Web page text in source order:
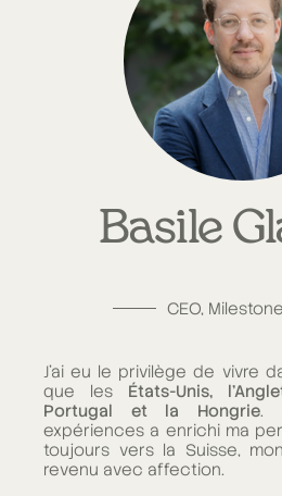
Basile
CEO,
J'ai eu le privilège de vivre
que les États-Unis,
Portugal et la Hongrie.
expériences a enrichi ma
toujours vers la Suisse,
revenu avec affection.